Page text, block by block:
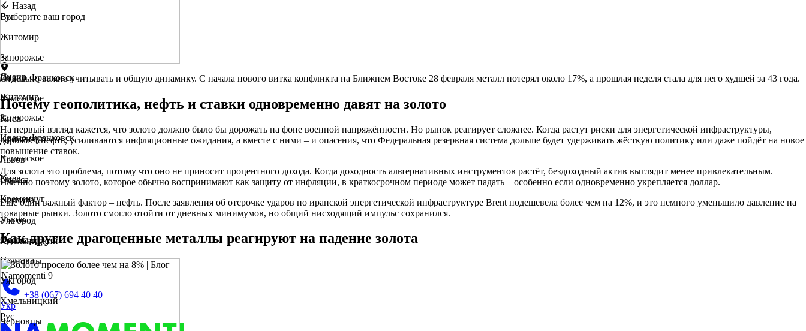
Назад
Выберите ваш город
Житомир
Запорожье
Ивано-Франковск
Каменское
Киев
Кременчуг
Львов
Одесса
Полтава
Ужгород
Хмельницкий
Черновцы
+38 (067) 694 40 40
Укр
Рус
Рус
Днепр
Житомир
Запорожье
Ивано-Франковск
Каменское
Киев
Кременчуг
Львов
Одесса
Полтава
Ужгород
Хмельницкий
Черновцы
Отдельно важно учитывать и общую динамику. С начала нового витка конфликта на Ближнем Востоке 28 февраля металл потерял около 17%, а прошлая неделя стала для него худшей за 43 года.
Почему геополитика, нефть и ставки одновременно давят на золото
На первый взгляд кажется, что золото должно было бы дорожать на фоне военной напряжённости. Но рынок реагирует сложнее. Когда растут риски для энергетической инфраструктуры,
дорожает нефть, усиливаются инфляционные ожидания, а вместе с ними – и опасения, что Федеральная резервная система дольше будет удерживать жёсткую политику или даже пойдёт на новое
повышение ставок.
Для золота это проблема, потому что оно не приносит процентного дохода. Когда доходность альтернативных инструментов растёт, бездоходный актив выглядит менее привлекательным.
Именно поэтому золото, которое обычно воспринимают как защиту от инфляции, в краткосрочном периоде может падать – особенно если одновременно укрепляется доллар.
Ещё один важный фактор – нефть. После заявления об отсрочке ударов по иранской энергетической инфраструктуре Brent подешевела более чем на 12%, и это немного уменьшило давление на
товарные рынки. Золото смогло отойти от дневных минимумов, но общий нисходящий импульс сохранился.
Как другие драгоценные металлы реагируют на падение золота